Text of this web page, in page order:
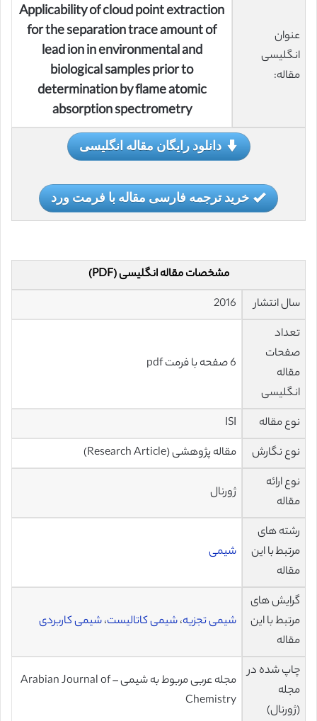
عنوان
انگلیسی
مقاله:
Applicability of cloud point extraction
for the separation trace amount of
lead ion in environmental and
biological samples prior to
determination by flame atomic
absorption spectrometry
دانلود رایگان مقاله انگلیسی
خرید ترجمه فارسی مقاله با فرمت ورد
مشخصات مقاله انگلیسی (PDF)
سال انتشار
2016
تعداد
صفحات
مقاله
انگلیسی
6 صفحه با فرمت pdf
نوع مقاله
ISI
نوع نگارش
مقاله پژوهشی (Research Article)
نوع ارائه
مقاله
ژورنال
رشته های
مرتبط با این
مقاله
شیمی
گرایش های
مرتبط با این
مقاله
شیمی تجزیه،شیمی کاتالیست،شیمی کاربردی
چاپ شده در
مجله
(ژورنال)
مجله عربی مربوط به شیمی – Arabian Journal of
Chemistry